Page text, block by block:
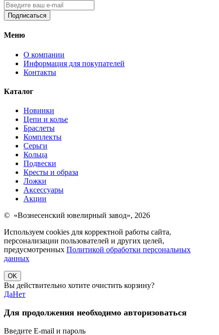
Подписаться
Меню
О компании
Информация для покупателей
Контакты
Каталог
Новинки
Цепи и колье
Браслеты
Комплекты
Серьги
Кольца
Подвески
Кресты и образа
Ложки
Аксессуары
Акции
© «Вознесенский ювелирный завод», 2026
Используем cookies для корректной работы сайта,
персонализации пользователей и других целей,
предусмотренных Политикой обработки персональных
данных
OK
Вы действительно хотите очистить корзину?
ДаНет
Для продолжения необходимо авторизоваться
Введите E-mail и пароль